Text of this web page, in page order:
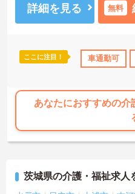
住宅手当・補助 日勤のみ
っており、仕事とプライベート
発支援制度が整っており、働き
また、全国展開する同社ならで
プする体制が整っています。
詳細を見る 無料
ここに注目！ 車通勤可
あなたにおすすめの介
茨城県の介護・福祉求人